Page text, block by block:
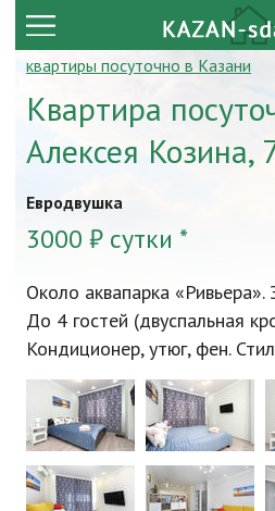
квартиры посуточно в Казани
Квартира
Алексея Козина,
Евродвушка
3000 ₽ сутки *
Около аквапарка
До 4 гостей (двуспальная
Кондиционер, утюг, фен.